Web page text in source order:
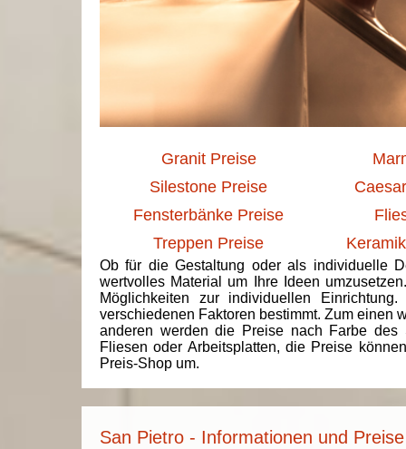
Granit Preise
Silestone Preise
Fensterbänke Preise
Treppen Preise
Ob für die Gestaltung oder als individuelle
wertvolles Material um Ihre Ideen
Möglichkeiten zur individuellen
verschiedenen Faktoren bestimmt. Zum einen
anderen werden die Preise nach Farbe des
Fliesen oder Arbeitsplatten, die Preise
Preis-Shop um.
San Pietro - Informationen und Preise